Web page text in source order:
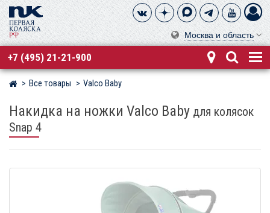
Москва и область
+7 (495) 21-21-900
Магазин детских колясок
Все товары Valco Baby
Накидка на ножки Valco Baby для колясок
Snap 4